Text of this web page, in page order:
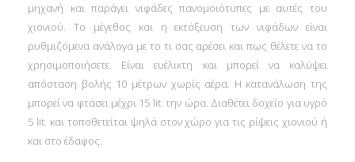
μηχανή και παράγει νιφάδες πανομοιότυπες με αυτές του
χιονιού. Το μέγεθος και η εκτόξευση των νιφάδων είναι
ρυθμιζόμενα ανάλογα με το τι σας αρέσει και πως θέλετε να το
χρησιμοποιήσετε. Είναι ευέλικτη και μπορεί να καλύψει
απόσταση βολής 10 μέτρων χωρίς αέρα. Η κατανάλωση της
μπορεί να φτάσει μέχρι 15 lit. την ώρα. Διαθέτει δοχείο για υγρό
5 lit. και τοποθετείται ψηλά στον χώρο για τις ρίψεις χιονιού ή
και στο έδαφος.